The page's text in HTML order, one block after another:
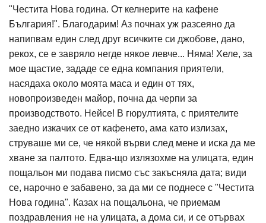
"Честита Нова година. От келнерите на кафене
България!". Благодарим! Аз почнах уж разсеяно да
напипвам един след друг всичките си джобове, дано,
рекох, се е завряло негде някое левче... Няма! Хеле, за
мое щастие, зададе се една компания приятели,
насядаха около моята маса и един от тях,
новопроизведен майор, почна да черпи за
производството. Нейсе! В гюрултията, с приятелите
заедно изкачих се от кафенето, ама като излизах,
струваше ми се, че някой върви след мене и иска да ме
хване за палтото. Едва-що излязохме на улицата, един
пощальон ми подава писмо със закъсняла дата; види
се, нарочно е забавено, за да ми се поднесе с "Честита
Нова година". Казах на пощальона, че приемам
поздравления не на улицата, а дома си, и се отървах